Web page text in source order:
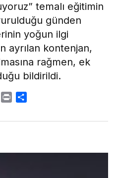
temalı eğitimin
günden
yoğun ilgi
ayrılan kontenjan,
rağmen, ek
bildirildi.
Email Print